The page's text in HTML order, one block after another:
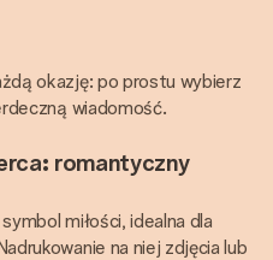
okazję: po prostu wybierz
wiadomość.
romantyczny
miłości, idealna dla
na niej zdjęcia lub